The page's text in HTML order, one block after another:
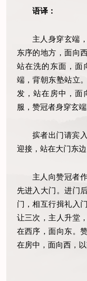
语译：
主人身穿玄端
东序的地方，面向
站在洗的东面，面
端，背朝东塾站立
发，站在房中，面
服，赞冠者身穿玄
摈者出门请宾
迎接，站在大门东
主人向赞冠者
先进入大门。进门
门，相互行揖礼入
让三次，主人升堂
在西序，面向东。
在房中，面向西，以